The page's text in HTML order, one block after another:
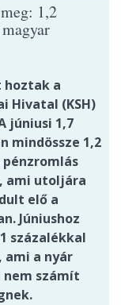
1,2
hoztak a
Hivatal (KSH)
júniusi 1,7
mindössze 1,2
ami utoljára
elő a
Júniushoz
százalékkal
ami a nyár
számít